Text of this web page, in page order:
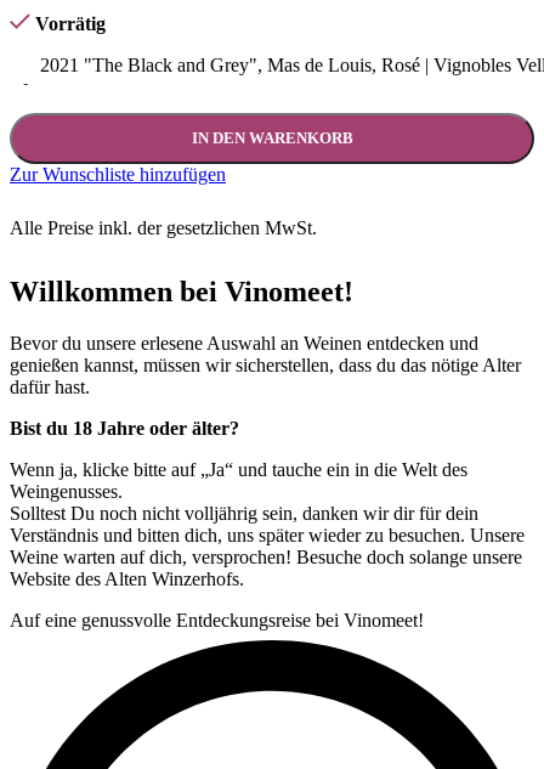
Vorrätig
-
2021 "The Black and Grey", Mas de Louis, Rosé | Vignobles
IN DEN WARENKORB
Zur Wunschliste hinzufügen
Alle Preise inkl. der gesetzlichen MwSt.
Willkommen bei Vinomeet!
Bevor du unsere erlesene Auswahl an Weinen entdecken und
genießen kannst, müssen wir sicherstellen, dass du das nötige Alter
dafür hast.
Bist du 18 Jahre oder älter?
Wenn ja, klicke bitte auf „Ja“ und tauche ein in die Welt des
Weingenusses.
Solltest Du noch nicht volljährig sein, danken wir dir für dein
Verständnis und bitten dich, uns später wieder zu besuchen. Unsere
Weine warten auf dich, versprochen! Besuche doch solange unsere
Website des Alten Winzerhofs.
Auf eine genussvolle Entdeckungsreise bei Vinomeet!